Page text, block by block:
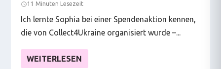
11 Minuten Lesezeit
Ich lernte Sophia bei einer Spendenaktion kennen,
die von Collect4Ukraine organisiert wurde –...
WEITERLESEN